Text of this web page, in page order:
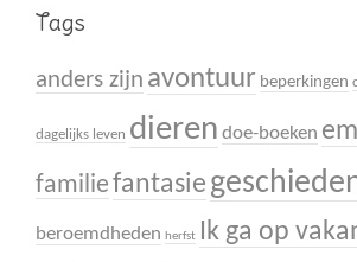
Tags
anders zijn avontuur beperkingen
dagelijks leven dieren doe-boeken
familiefantasie
beroemdheden herfst Ik ga op